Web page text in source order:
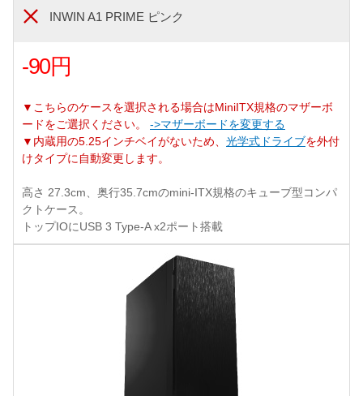
INWIN A1 PRIME ピンク
-90円
▼こちらのケースを選択される場合はMiniITX規格のマザーボ
ードをご選択ください。 ->マザーボードを変更する
▼内蔵用の5.25インチベイがないため、 光学式ドライブを外付
けタイプに自動変更します。
高さ 27.3cm、奥行35.7cmのmini-ITX規格のキューブ型コンパ
クトケース。
トップIOにUSB 3 Type-A x2ポート搭載